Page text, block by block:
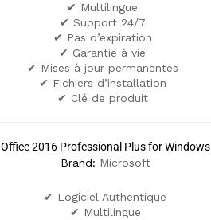
✔ Multilingue
✔ Support 24/7
✔ Pas d’expiration
✔ Garantie à vie
✔ Mises à jour permanentes
✔ Fichiers d’installation
✔ Clé de produit
Office 2016 Professional Plus for Windows
Brand: Microsoft
✔ Logiciel Authentique
✔ Multilingue